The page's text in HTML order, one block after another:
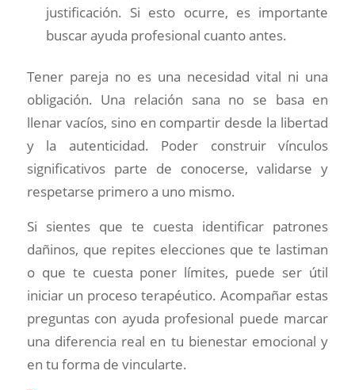
justificación. Si esto ocurre, es importante
buscar ayuda profesional cuanto antes.
Tener pareja no es una necesidad vital ni una
obligación. Una relación sana no se basa en
llenar vacíos, sino en compartir desde la libertad
y la autenticidad. Poder construir vínculos
significativos parte de conocerse, validarse y
respetarse primero a uno mismo.
Si sientes que te cuesta identificar patrones
dañinos, que repites elecciones que te lastiman
o que te cuesta poner límites, puede ser útil
iniciar un proceso terapéutico. Acompañar estas
preguntas con ayuda profesional puede marcar
una diferencia real en tu bienestar emocional y
en tu forma de vincularte.